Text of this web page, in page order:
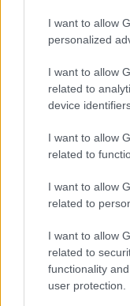
I want to allow
personalized
I want to allow
related to
device
I want to allow
related to
I want to allow
related to
I want to allow
related to
functionality
user protection.
F
a
ce
b
o
o
T
w
it
te
r
NOTIZIE RECENTI